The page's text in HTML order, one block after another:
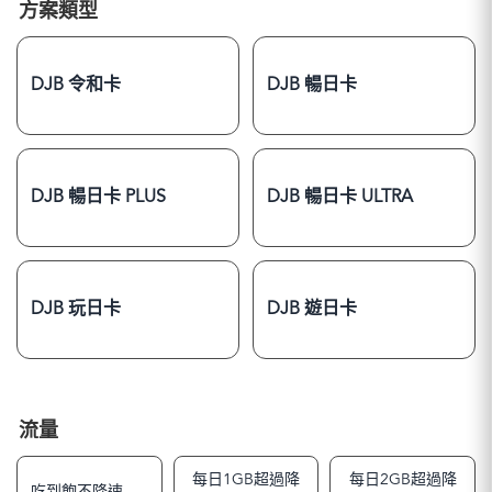
方案類型
DJB 令和卡 DJB 暢日卡
DJB 暢日卡 PLUS DJB 暢日卡 ULTRA
DJB 玩日卡 DJB 遊日卡
流量
每日1GB超過降 每日2GB超過降